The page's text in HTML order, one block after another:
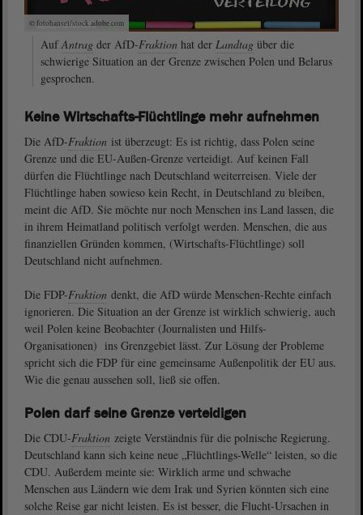
© fotohansel/stock.adobe.com
Auf Antrag der AfD-Fraktion hat der Landtag über die
schwierige Situation an der Grenze zwischen Polen und Belarus
gesprochen.
Keine Wirtschafts-Flüchtlinge mehr aufnehmen
Die AfD-Fraktion ist überzeugt: Es ist richtig, dass Polen seine
Grenze und die EU-Außen-Grenze verteidigt. Auf keinen Fall
dürfen die Flüchtlinge nach Deutschland weiterreisen. Viele der
Flüchtlinge haben sowieso kein Recht, in Deutschland zu bleiben,
meint die AfD. Sie möchte nur noch Menschen ins Land lassen, die
in ihrem Heimatland politisch verfolgt werden. Menschen, die aus
finanziellen Gründen kommen, (Wirtschafts-Flüchtlinge) soll
Deutschland nicht aufnehmen.
Die FDP-Fraktion denkt, die AfD würde Menschen-Rechte einfach
ignorieren. Die Situation an der Grenze ist wirklich schwierig, auch
weil Polen keine Beobachter (Journalisten und Hilfs-
Organisationen) ins Grenzgebiet lässt. Zur Lösung der Probleme
spricht sich die FDP für eine gemeinsame Außenpolitik der EU aus.
Wie die genau aussehen soll, ließ sie offen.
Polen darf seine Grenze verteidigen
Die CDU-Fraktion zeigte Verständnis für die polnische Regierung.
Deutschland kann sich keine neue „Flüchtlings-Welle“ leisten, so die
CDU. Außerdem meinte sie: Wirklich arme und schwache
Menschen aus Ländern wie dem Irak und Syrien könnten sich eine
solche Reise gar nicht leisten. Es ist besser, die Flucht-Ursachen in